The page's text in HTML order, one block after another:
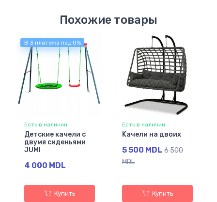
Похожие товары
В 3 платежа под 0%
Есть в наличии
Детские качели с
двумя сиденьями
JUMI
4 000 MDL
Купить
Есть в наличии
Kачели на двоих
5 500 MDL 6 500
MDL
Купить